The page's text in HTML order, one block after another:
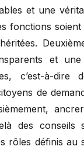
et une
fonctions
et une
c’est-à-dire
de
des conseils
rôles définis au